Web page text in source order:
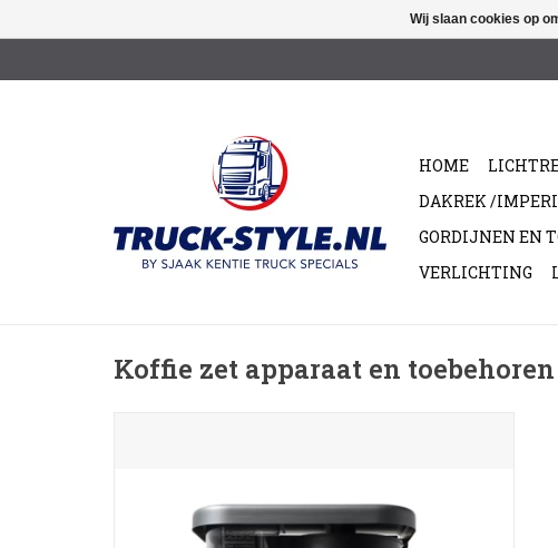
HOME
DAKREK /
GORDIJNEN EN
VERLICHTING
Koffie zet apparaat en toebehoren
Wij slaan cookies op